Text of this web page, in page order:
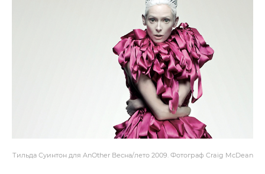
Тильда Суинтон для AnOther Весна/лето 2009. Фотограф Craig McDean